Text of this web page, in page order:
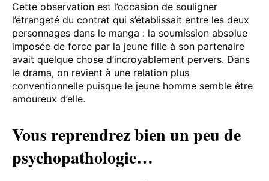
Cette observation est l’occasion de souligner
l’étrangeté du contrat qui s’établissait entre les deux
personnages dans le manga : la soumission absolue
imposée de force par la jeune fille à son partenaire
avait quelque chose d’incroyablement pervers. Dans
le drama, on revient à une relation plus
conventionnelle puisque le jeune homme semble être
amoureux d’elle.
Vous reprendrez bien un peu de
psychopathologie…